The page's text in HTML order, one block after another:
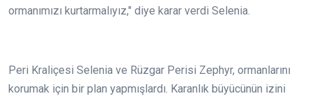
ormanımızı kurtarmalıyız," diye karar verdi Selenia.
Peri Kraliçesi Selenia ve Rüzgar Perisi Zephyr, ormanlarını
korumak için bir plan yapmışlardı. Karanlık büyücünün izini